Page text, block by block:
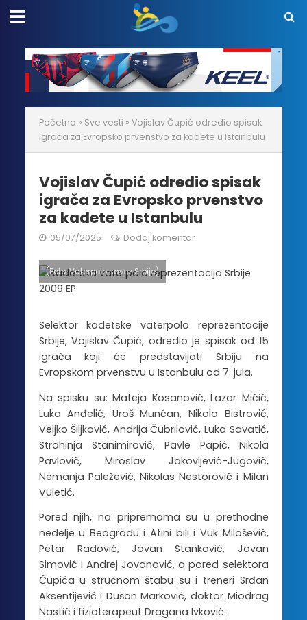
Početna » Sve vesti » Vojislav Čupić odredio spisak
igrača za Evropsko prvenstvo za kadete u Istanbulu
Vojislav Čupić odredio spisak
igrača za Evropsko prvenstvo
za kadete u Istanbulu
05/07/2025 Dodaj komentar
(Foto: Vaterpolo savez Srbije)
Selektor kadetske vaterpolo reprezentacije
Srbije, Vojislav Čupić, odredio je spisak od 15
igrača koji će predstavljati Srbiju na
Evropskom prvenstvu u Istanbulu od 7. jula.
Na spisku su: Mateja Kosanović, Lazar Mićić,
Luka Anđelić, Uroš Munćan, Nikola Bistrović,
Veljko Šiljković, Andrija Čubrilović, Luka Savatić,
Strahinja Stanimirović, Pavle Papić, Nikola
Pavlović, Miroslav Jakovljević-Jugović,
Nemanja Paležević, Nikolas Nestorović i Milan
Vuletić.
Pored njih, na pripremama su u prethodne
nedelje u Beogradu i Atini bili i Vuk Milošević,
Petar Radović, Jovan Stanković, Jovan
Simović i Andrej Jovanović, a pored selektora
Čupića u stručnom štabu su i treneri Srđan
Aksentijević i Dušan Marković, doktor Miodrag
Nastić i fizioterapeut Dragana Ivković.